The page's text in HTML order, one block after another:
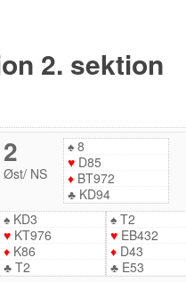
2. sektion
2
Øst/ NS
♠8
♥D85
♦BT972
♣KD94
♠ KD3
♥ KT976
♦ K86
♣ T2
♠T2
♥EB432
♦D43
♣E53